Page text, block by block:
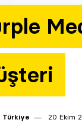
Türkiye 20 Ekim